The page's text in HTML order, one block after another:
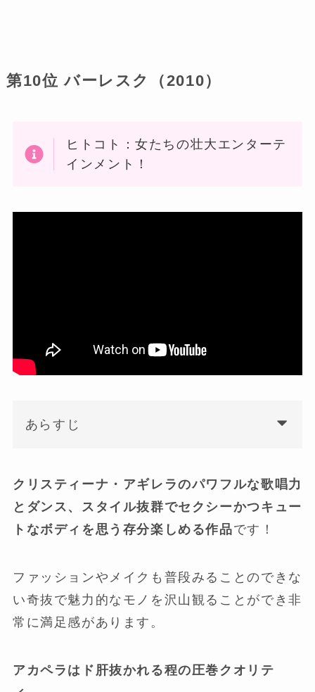
第10位 バーレスク（2010）
ヒトコト：女たちの壮大エンターテ
インメント！
あらすじ
クリスティーナ・アギレラのパワフルな歌唱力
とダンス、スタイル抜群でセクシーかつキュー
トなボディを思う存分楽しめる作品です！
ファッションやメイクも普段みることのできな
い奇抜で魅力的なモノを沢山観ることができ非
常に満足感があります。
アカペラはド肝抜かれる程の圧巻クオリテ